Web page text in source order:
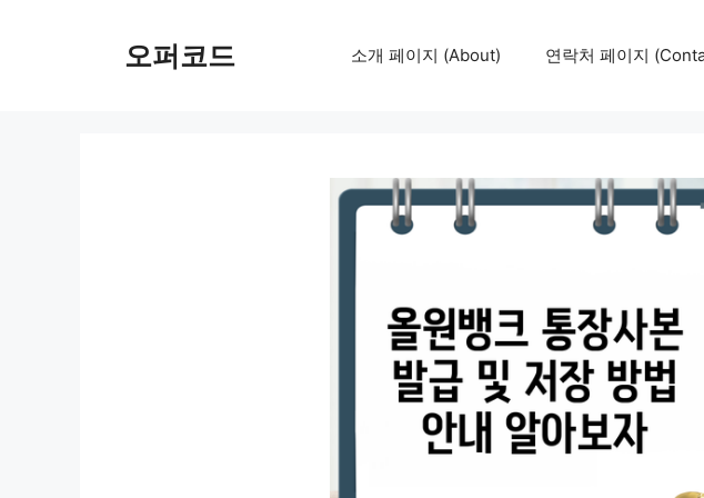
오퍼코드 소개 페이지 (About) 연락처 페이지